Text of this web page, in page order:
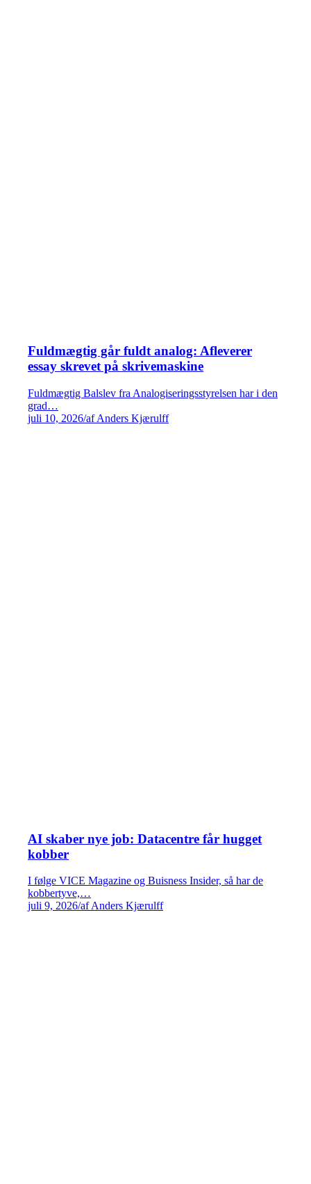
Fuldmægtig går fuldt analog: Afleverer
essay skrevet på skrivemaskine
Fuldmægtig Balslev fra Analogiseringsstyrelsen har i den
grad…
juli 10, 2026/af Anders Kjærulff
AI skaber nye job: Datacentre får hugget
kobber
I følge VICE Magazine og Buisness Insider, så har de
kobbertyve,…
juli 9, 2026/af Anders Kjærulff